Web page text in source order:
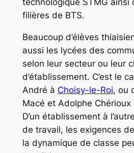
technologique STMG ainsi
filières de BTS.
Beaucoup d’élèves
aussi les lycées des
selon leur secteur ou leur
d’établissement. C’est le
André à Choisy-le-Roi, ou
Macé et Adolphe Chérioux
D’un établissement à
de travail, les exigences
la dynamique de classe